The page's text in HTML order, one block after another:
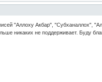
"Аллоху Акбар", "Субханаллох",
никаких не поддерживает. Буду